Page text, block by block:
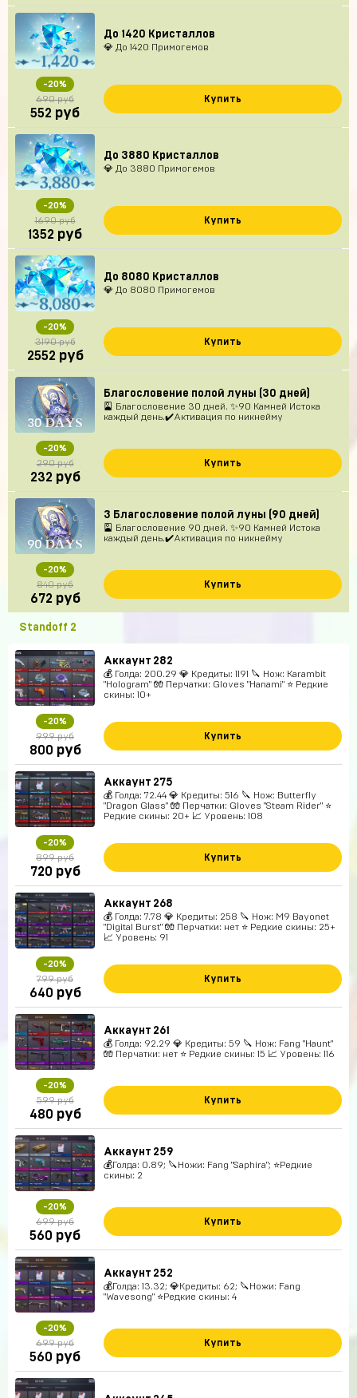
До 1420 Кристаллов
💎 До 1420 Примогемов
-20%
690 руб
552 руб
Купить
До 3880 Кристаллов
💎 До 3880 Примогемов
-20%
1690 руб
1352 руб
Купить
До 8080 Кристаллов
💎 До 8080 Примогемов
-20%
3190 руб
2552 руб
Купить
Благословение полой луны (30 дней)
🎴 Благословение 30 дней. ✨90 Камней Истока
каждый день.✔️Активация по никнейму
-20%
290 руб
232 руб
Купить
3 Благословение полой луны (90 дней)
🎴 Благословение 90 дней. ✨90 Камней Истока
каждый день.✔️Активация по никнейму
-20%
840 руб
672 руб
Купить
Standoff 2
Аккаунт 282
💰 Голда: 200.29 💎 Кредиты: 1191 🔪 Нож: Karambit
"Hologram" 🧤 Перчатки: Gloves "Hanami" ⭐️ Редкие
скины: 10+
-20%
999 руб
800 руб
Купить
Аккаунт 275
💰 Голда: 72.44 💎 Кредиты: 516 🔪 Нож: Butterfly
"Dragon Glass" 🧤 Перчатки: Gloves "Steam Rider" ⭐️
Редкие скины: 20+ 📈 Уровень: 108
-20%
899 руб
720 руб
Купить
Аккаунт 268
💰 Голда: 7.78 💎 Кредиты: 258 🔪 Нож: M9 Bayonet
"Digital Burst" 🧤 Перчатки: нет ⭐️ Редкие скины: 25+
📈 Уровень: 91
-20%
799 руб
640 руб
Купить
Аккаунт 261
💰 Голда: 92.29 💎 Кредиты: 59 🔪 Нож: Fang "Haunt"
🧤 Перчатки: нет ⭐️ Редкие скины: 15 📈 Уровень: 116
-20%
599 руб
480 руб
Купить
Аккаунт 259
💰Голда: 0.89; 🔪Ножи: Fang "Saphira"; ⭐️Редкие
скины: 2
-20%
699 руб
560 руб
Купить
Аккаунт 252
💰Голда: 13.32; 💎Кредиты: 62; 🔪Ножи: Fang
"Wavesong" ⭐️Редкие скины: 4
-20%
699 руб
560 руб
Купить